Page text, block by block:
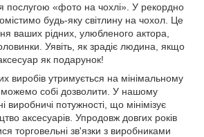
послугою «фото на чохлі». У рекордно
будь-яку світлину на чохол. Це
ваших рідних, улюбленого актора,
Уявіть, як зрадіє людина, якщо
як подарунок!
виробів утримується на мінімальному
можемо собі дозволити. У нашому
виробничі потужності, що мінімізує
аксесуарів. Упродовж довгих років
торговельні зв'язки з виробниками